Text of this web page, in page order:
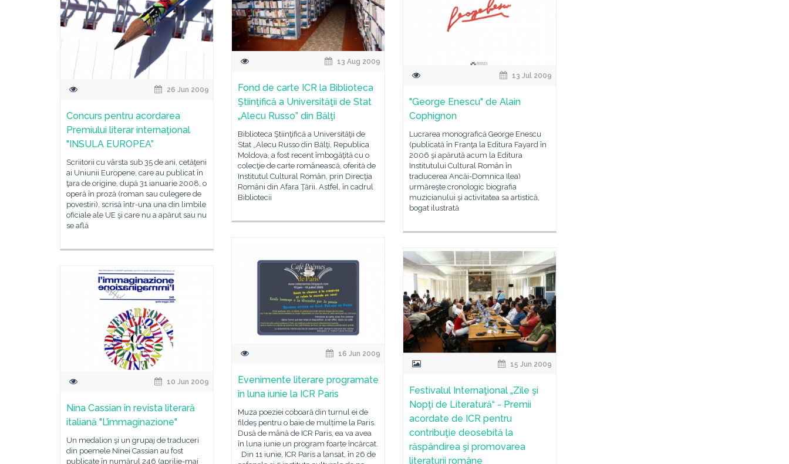
13 Aug 2009
Fond de carte ICR la Biblioteca
Ştiinţifică a Universităţii de Stat
„Alecu Russo” din Bălţi
Biblioteca Ştiinţifică a Universităţii de
Stat „Alecu Russo din Bălţi, Republica
Moldova, a fost recent îmbogăţită cu o
colecţie de carte românească, oferită de
Institutul Cultural Român, prin Direcţia
Români din Afara Ţării. Astfel, în cadrul
Bibliotecii
13 Jul 2009
"George Enescu" de Alain
Cophignon
Lucrarea monografică George Enescu
(publicată în Franţa la Editura Fayard în
2006 şi apărută acum la Editura
Institutului Cultural Român în
traducerea Ancăi-Domnica Ilea)
urmăreşte cronologic biografia
muzicianului şi activitatea sa artistică,
bogat ilustrată
26 Jun 2009
Concurs pentru acordarea
Premiului literar internaţional
"INSULA EUROPEA”
Scriitorii cu vârsta sub 35 de ani, cetăţeni
ai Uniunii Europene, care au publicat în
ţara de origine, după 31 ianuarie 2008, o
operă în proză (roman sau culegere de
povestiri), scrisă într-una una din limbile
oficiale ale UE şi care nu a apărut sau nu
se află
16 Jun 2009
Evenimente literare programate
în luna iunie la ICR Paris
Muza poeziei coboară din turnul ei de
fildeş pentru o baie de mulțime la Paris.
Dusă de mână de ICR Paris, ea va avea
în luna iunie un program foarte încărcat.
Din 11 iunie, ICR Paris a lansat, în 26 de
15 Jun 2009
Festivalul Internaţional „Zile şi
Nopţi de Literatură“ - Premii
acordate de ICR pentru
contribuţie deosebită la
răspândirea şi promovarea
literaturii române
10 Jun 2009
Nina Cassian în revista literară
italiană "L’immaginazione"
Un medalion şi un grupaj de traduceri
din poemele Ninei Cassian au fost
publicate în numărul 246 (aprilie-mai